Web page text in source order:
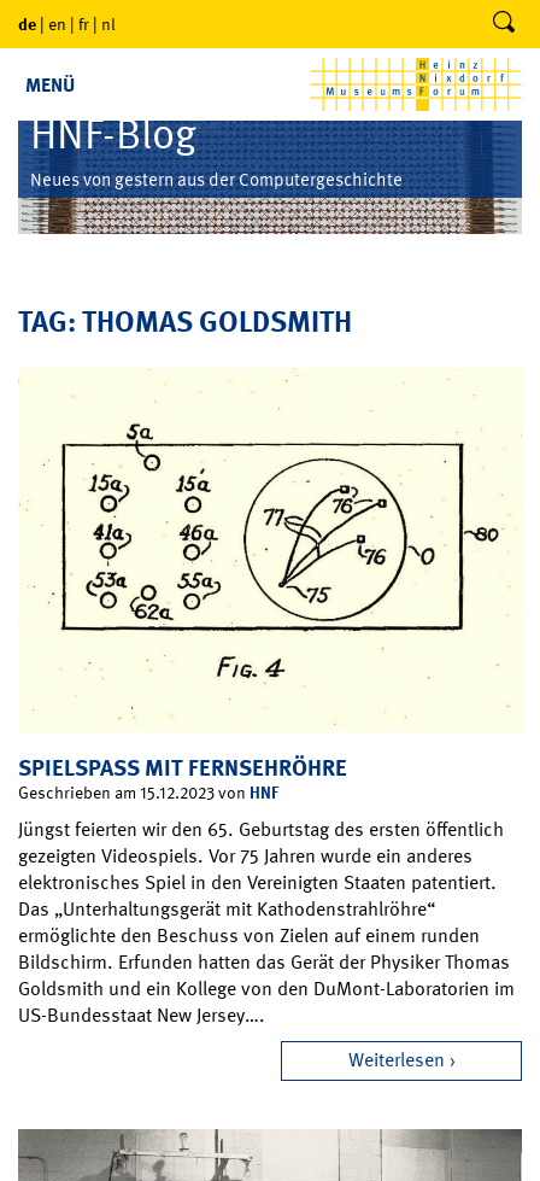
de | en | fr | nl
MENÜ
HNF-Blog
Neues von gestern aus der Computergeschichte
TAG: THOMAS GOLDSMITH
SPIELSPASS MIT FERNSEHRÖHRE
Geschrieben am 15.12.2023 von HNF
Jüngst feierten wir den 65. Geburtstag des ersten öffentlich
gezeigten Videospiels. Vor 75 Jahren wurde ein anderes
elektronisches Spiel in den Vereinigten Staaten patentiert.
Das „Unterhaltungsgerät mit Kathodenstrahlröhre“
ermöglichte den Beschuss von Zielen auf einem runden
Bildschirm. Erfunden hatten das Gerät der Physiker Thomas
Goldsmith und ein Kollege von den DuMont-Laboratorien im
US-Bundesstaat New Jersey….
Weiterlesen